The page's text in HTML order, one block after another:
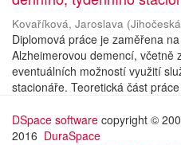
Kovaříková, Jaroslava (
Diplomová práce je zaměřena
Alzheimerovou demencí, včetně
eventuálních možností využití
stacionáře. Teoretická část
DSpace software copyright ©
2016 DuraSpace